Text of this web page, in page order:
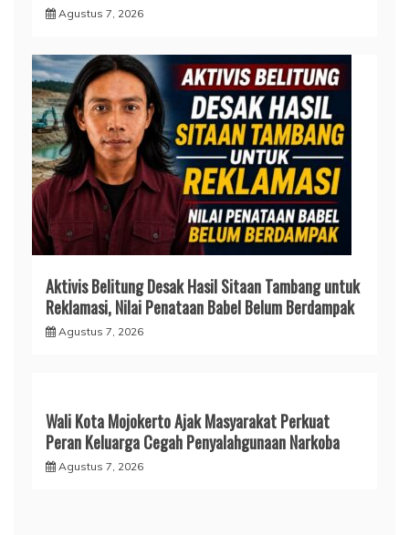
Agustus 7, 2026
Aktivis Belitung Desak Hasil Sitaan Tambang untuk
Reklamasi, Nilai Penataan Babel Belum Berdampak
Agustus 7, 2026
Wali Kota Mojokerto Ajak Masyarakat Perkuat
Peran Keluarga Cegah Penyalahgunaan Narkoba
Agustus 7, 2026